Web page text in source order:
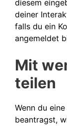
diesem
deiner
falls du ein
angemeldet
Mit
teilen
Wenn du
beantragst,